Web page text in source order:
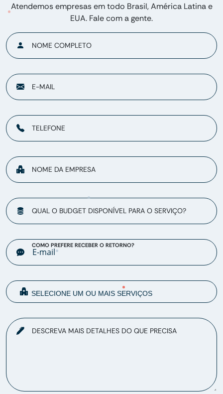
Atendemos empresas em todo Brasil, América Latina e
EUA. Fale com a gente.
NOME COMPLETO
E-MAIL
TELEFONE
NOME DA EMPRESA
QUAL O BUDGET DISPONÍVEL PARA O SERVIÇO?
COMO PREFERE RECEBER O RETORNO?
DESCREVA MAIS DETALHES DO QUE PRECISA